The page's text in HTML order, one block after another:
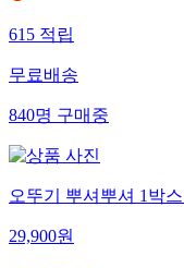
615적립
무료배송
840명구매중
오뚜기 뿌셔뿌셔 1박
29,900원